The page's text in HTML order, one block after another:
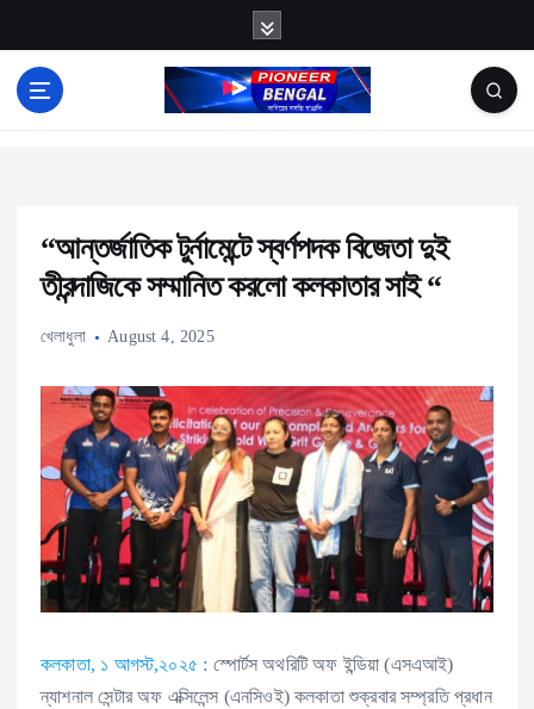
k
“আন্তর্জাতিক টুর্নামেন্টে স্বর্ণপদক বিজেতা দুই
তীরন্দাজিকে সম্মানিত করলো কলকাতার সাই “
খেলাধুলা August 4, 2025
কলকাতা, ১ আগস্ট,২০২৫ : স্পোর্টস অথরিটি অফ ইন্ডিয়া (এসএআই)
ন্যাশনাল সেন্টার অফ এক্সিলেন্স (এনসিওই) কলকাতা শুক্রবার সম্প্রতি প্রধান